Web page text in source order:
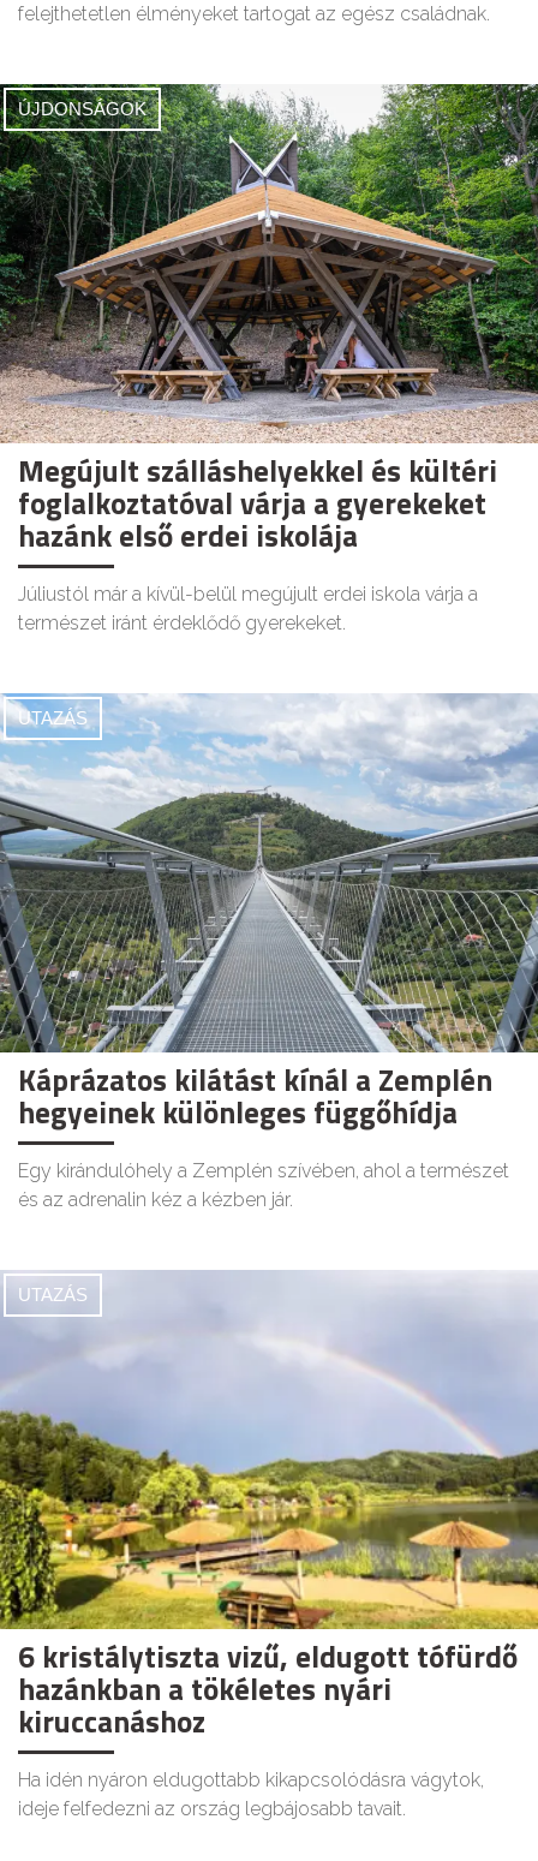
felejthetetlen élményeket tartogat az egész családnak.
ÚJDONSÁGOK
Megújult szálláshelyekkel és kültéri
foglalkoztatóval várja a gyerekeket
hazánk első erdei iskolája
Júliustól már a kívül-belül megújult erdei iskola várja a
természet iránt érdeklődő gyerekeket.
UTAZÁS
Káprázatos kilátást kínál a Zemplén
hegyeinek különleges függőhídja
Egy kirándulóhely a Zemplén szívében, ahol a természet
és az adrenalin kéz a kézben jár.
UTAZÁS
6 kristálytiszta vizű, eldugott tófürdő
hazánkban a tökéletes nyári
kiruccanáshoz
Ha idén nyáron eldugottabb kikapcsolódásra vágytok,
ideje felfedezni az ország legbájosabb tavait.